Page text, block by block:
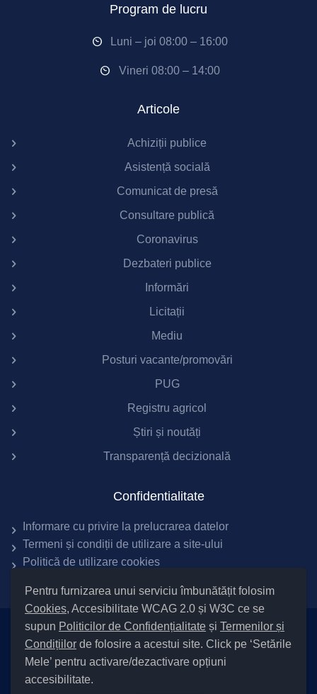
Pentru furnizarea unui serviciu îmbunătățit folosim
Cookies, Accesibilitate WCAG 2.0 și W3C ce se
supun Politicilor de Confidențialitate și Termenilor și
Condițiilor de folosire a acestui site. Click pe ‘Setările
Mele’ pentru activare/dezactivare opțiuni
accesibilitate.
Program de lucru
Luni – joi 08:00 – 16:00
Vineri 08:00 – 14:00
Articole
Achiziții publice
Asistență socială
Comunicat de presă
Consultare publică
Coronavirus
Dezbateri publice
Informări
Licitații
Mediu
Posturi vacante/promovări
PUG
Registru agricol
Știri și noutăți
Transparență decizională
Confidentialitate
Informare cu privire la prelucrarea datelor
Termeni și condiții de utilizare a site-ului
Politică de utilizare cookies
Setări Cookies și Accesibilitate
Informare cu privire la prelucrarea datelor|
Politică de utilizare
| Termeni și condiții de utilizare a site-ului